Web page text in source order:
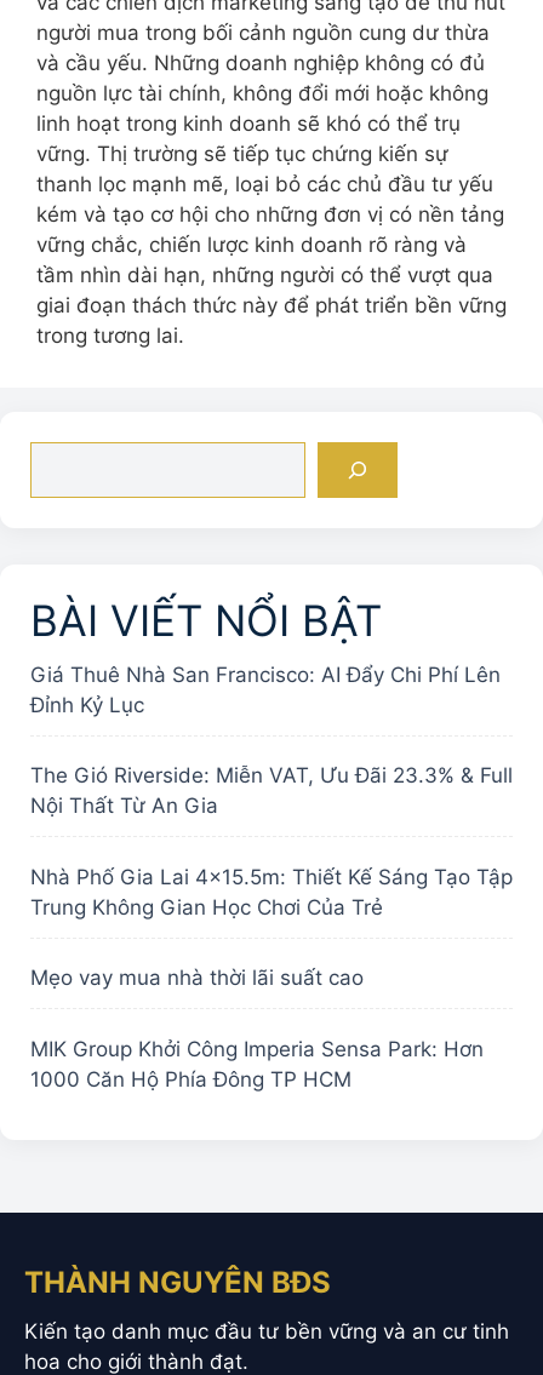
người mua trong bối cảnh nguồn cung dư thừa
và cầu yếu. Những doanh nghiệp không có đủ
nguồn lực tài chính, không đổi mới hoặc không
linh hoạt trong kinh doanh sẽ khó có thể trụ
vững. Thị trường sẽ tiếp tục chứng kiến sự
thanh lọc mạnh mẽ, loại bỏ các chủ đầu tư yếu
kém và tạo cơ hội cho những đơn vị có nền tảng
vững chắc, chiến lược kinh doanh rõ ràng và
tầm nhìn dài hạn, những người có thể vượt qua
giai đoạn thách thức này để phát triển bền vững
trong tương lai.
BÀI VIẾT NỔI BẬT
Giá Thuê Nhà San Francisco: AI Đẩy Chi Phí Lên
Đỉnh Kỷ Lục
The Gió Riverside: Miễn VAT, Ưu Đãi 23.3% & Full
Nội Thất Từ An Gia
Nhà Phố Gia Lai 4×15.5m: Thiết Kế Sáng Tạo Tập
Trung Không Gian Học Chơi Của Trẻ
Mẹo vay mua nhà thời lãi suất cao
MIK Group Khởi Công Imperia Sensa Park: Hơn
1000 Căn Hộ Phía Đông TP HCM
THÀNH NGUYÊN BĐS
Kiến tạo danh mục đầu tư bền vững và an cư tinh
hoa cho giới thành đạt.